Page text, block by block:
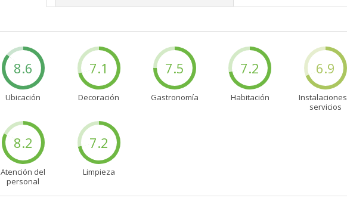
8.6
Ubicación
7.1
Decoración
7.5
Gastronomía
7.2
Habitación
6.9
servicios
8.2
Atención del
personal
7.2
Limpieza